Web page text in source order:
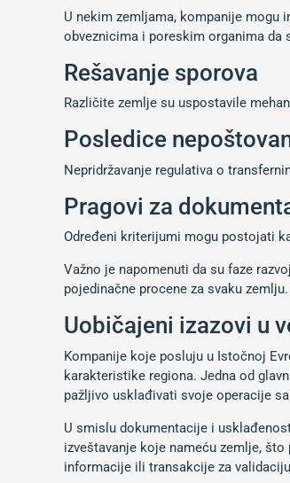
U nekim zemljama, kompanije mogu
obveznicima i poreskim organima da
Rešavanje sporova
Različite zemlje su uspostavile
Posledice
Nepridržavanje regulativa o
Pragovi za
Određeni kriterijumi mogu postojati
Važno je napomenuti da su faze
pojedinačne procene za svaku zemlju.
Uobičajeni izazovi u
Kompanije koje posluju u Istočnoj
karakteristike regiona. Jedna od
pažljivo usklađivati svoje operacije
U smislu dokumentacije i
izveštavanje koje nameću zemlje,
informacije ili transakcije za